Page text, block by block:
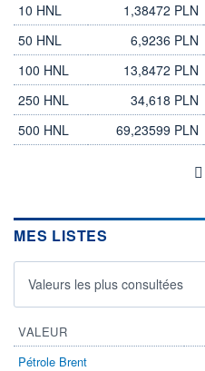
10 HNL
1,38472 PLN
50 HNL
6,9236 PLN
100 HNL
13,8472 PLN
250 HNL
34,618 PLN
500 HNL
69,23599 PLN
MES LISTES
Valeurs les plus consultées
VALEUR
Pétrole Brent